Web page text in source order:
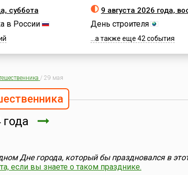
суббота
в России
9 августа 2026 года,
День строителя
...а также еще 42 события
/ 29 мая
Дне города, который бы праздновался в
если вы знаете о таком празднике.